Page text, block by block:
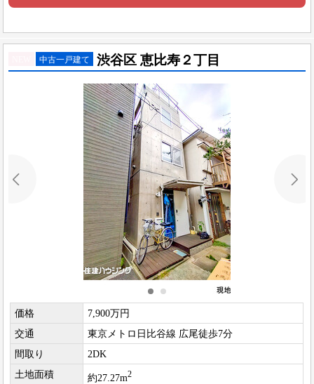
中古一戸建て 渋谷区 恵比寿２丁目
価格
7,900万円
交通
東京メトロ日比谷線 広尾徒歩7分
間取り
2DK
土地面積
約27.27m2